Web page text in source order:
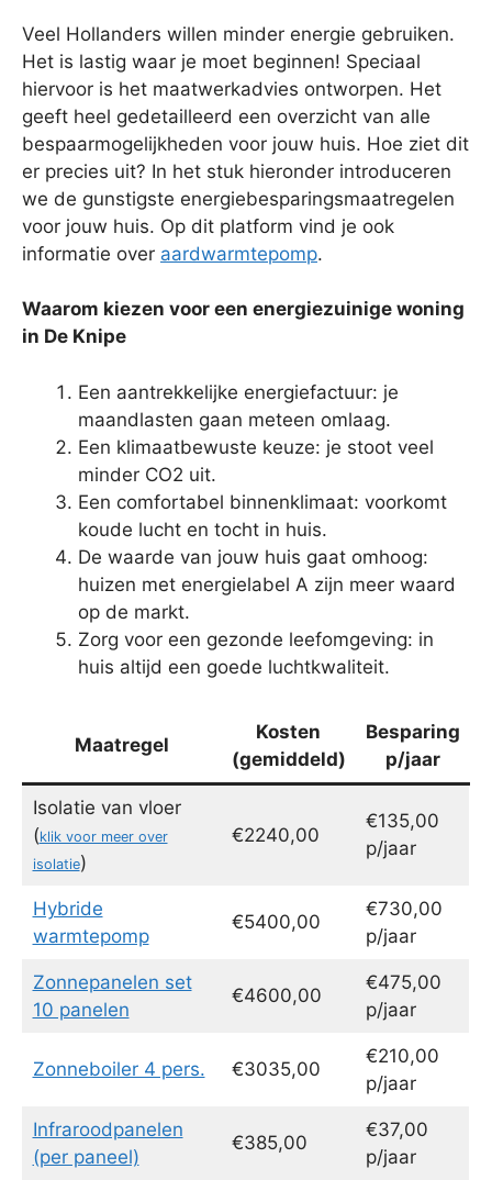
Veel Hollanders willen minder energie gebruiken.
Het is lastig waar je moet beginnen! Speciaal
hiervoor is het maatwerkadvies ontworpen. Het
geeft heel gedetailleerd een overzicht van alle
bespaarmogelijkheden voor jouw huis. Hoe ziet dit
er precies uit? In het stuk hieronder introduceren
we de gunstigste energiebesparingsmaatregelen
voor jouw huis. Op dit platform vind je ook
informatie over aardwarmtepomp.
Waarom kiezen voor een energiezuinige woning
in De Knipe
Een aantrekkelijke energiefactuur: je
maandlasten gaan meteen omlaag.
Een klimaatbewuste keuze: je stoot veel
minder CO2 uit.
Een comfortabel binnenklimaat: voorkomt
koude lucht en tocht in huis.
De waarde van jouw huis gaat omhoog:
huizen met energielabel A zijn meer waard
op de markt.
Zorg voor een gezonde leefomgeving: in
huis altijd een goede luchtkwaliteit.
Maatregel
Kosten
(gemiddeld)
Besparing
p/jaar
Isolatie van vloer
(klik voor meer over
isolatie)
€2240,00
€135,00
p/jaar
Hybride
warmtepomp
€5400,00
€730,00
p/jaar
Zonnepanelen set
10 panelen
€4600,00
€475,00
p/jaar
Zonneboiler 4 pers. €3035,00
€210,00
p/jaar
Infraroodpanelen
(per paneel)
€385,00
€37,00
p/jaar